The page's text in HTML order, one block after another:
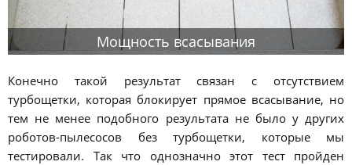
Мощность всасывания
Конечно такой результат связан с отсутствием
турбощетки, которая блокирует прямое всасывание, но
тем не менее подобного результата не было у других
роботов-пылесосов без турбощетки, которые мы
тестировали. Так что однозначно этот тест пройден